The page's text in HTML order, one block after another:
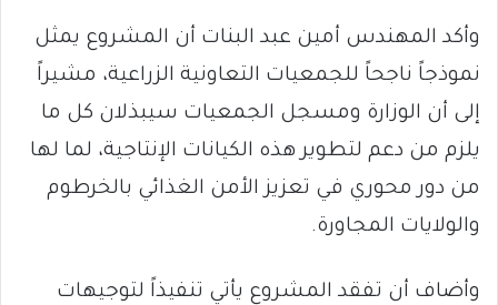
وأكد المهندس أمين عبد البنات أن المشروع يمثل
نموذجاً ناجحاً للجمعيات التعاونية الزراعية، مشيراً
إلى أن الوزارة ومسجل الجمعيات سيبذلان كل ما
يلزم من دعم لتطوير هذه الكيانات الإنتاجية، لما لها
من دور محوري في تعزيز الأمن الغذائي بالخرطوم
والولايات المجاورة.
وأضاف أن تفقد المشروع يأتي تنفيذاً لتوجيهات